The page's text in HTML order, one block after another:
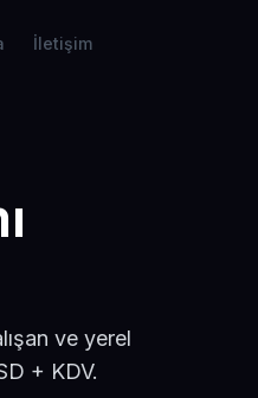
İletişim
ve yerel
+ KDV.